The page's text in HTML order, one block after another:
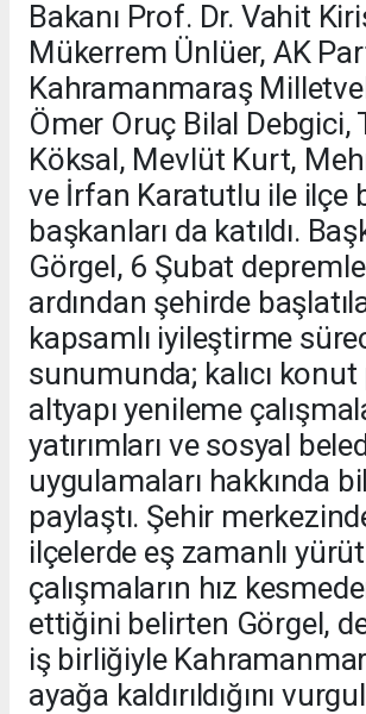
Bakanı Prof. Dr. Vahit
Mükerrem Ünlüer, AK
Kahramanmaraş
Ömer Oruç Bilal Debgici,
Köksal, Mevlüt Kurt,
ve İrfan Karatutlu ile ilçe
başkanları da katıldı.
Görgel, 6 Şubat
ardından şehirde
kapsamlı iyileştirme
sunumunda; kalıcı
altyapı yenileme
yatırımları ve sosyal
uygulamaları hakkında
paylaştı. Şehir
ilçelerde eş zamanlı
çalışmaların hız
ettiğini belirten Görgel,
iş birliğiyle
ayağa kaldırıldığını